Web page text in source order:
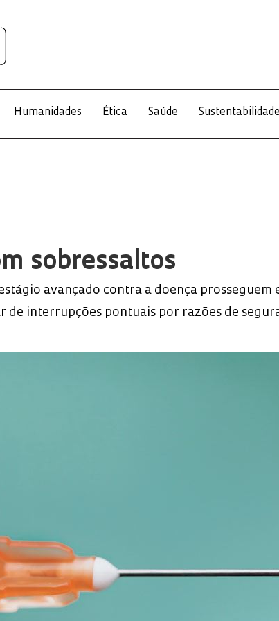
Humanidades Ética Saúde
sobressaltos
avançado contra a doença prosseguem
de interrupções pontuais por razões de